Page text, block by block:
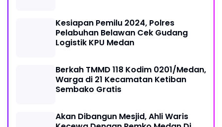
Akan Dibangun Mesjid, Ahli Waris
Kecewa Dengan Pemko Medan Di
Lahan Seluas 3,1 hektare
ZTV NETWORK